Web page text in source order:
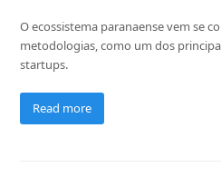
O ecossistema paranaense vem se
metodologias, como um dos
startups.
Read more